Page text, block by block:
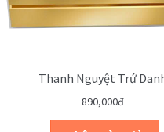
Thanh Nguyệt Trứ
890,000đ